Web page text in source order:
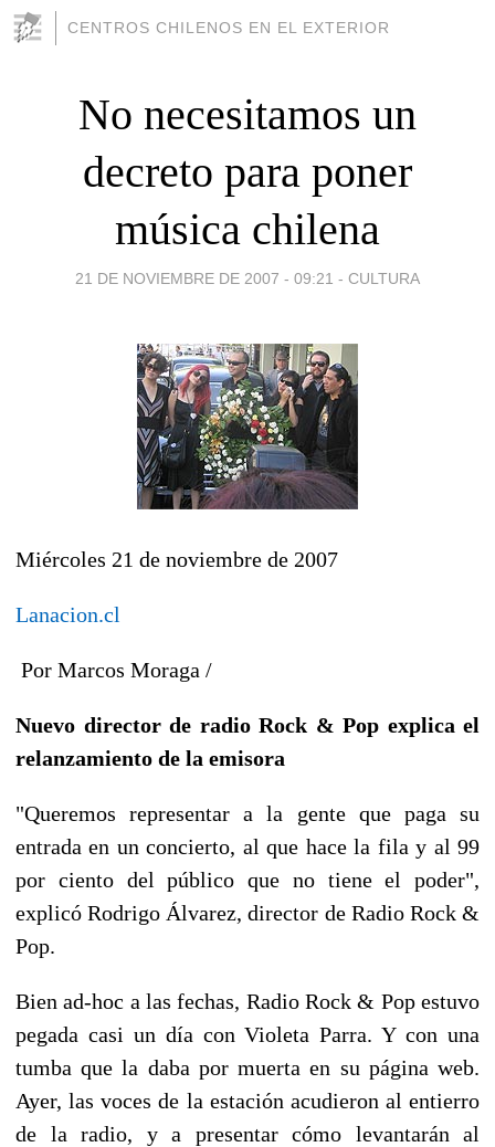
CENTROS CHILENOS EN EL EXTERIOR
No necesitamos un
decreto para poner
música chilena
21 DE NOVIEMBRE DE 2007 - 09:21 - CULTURA
Miércoles 21 de noviembre de 2007
Lanacion.cl
Por Marcos Moraga /
Nuevo director de radio Rock & Pop explica el
relanzamiento de la emisora
"Queremos representar a la gente que paga su
entrada en un concierto, al que hace la fila y al 99
por ciento del público que no tiene el poder",
explicó Rodrigo Álvarez, director de Radio Rock &
Pop.
Bien ad-hoc a las fechas, Radio Rock & Pop estuvo
pegada casi un día con Violeta Parra. Y con una
tumba que la daba por muerta en su página web.
Ayer, las voces de la estación acudieron al entierro
de la radio, y a presentar cómo levantarán al